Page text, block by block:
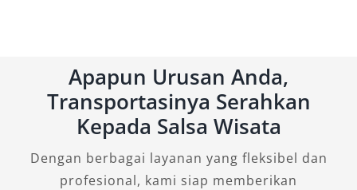
Apapun Urusan Anda,
Transportasinya Serahkan
Kepada Salsa Wisata
Dengan berbagai layanan yang fleksibel dan
profesional, kami siap memberikan